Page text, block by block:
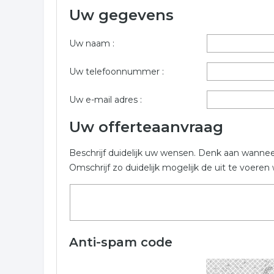
Wilt u informatie opvragen voor financieel
financieringen
Uw gegevens
Uw naam :
Uw telefoonnummer :
Uw e-mail adres :
Uw offerteaanvraag
Beschrijf duidelijk uw wensen. Denk aan
Omschrijf zo duidelijk mogelijk de uit te voeren
Anti-spam code